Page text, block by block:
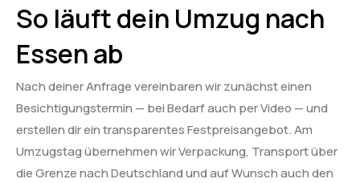
So läuft dein Umzug nach
Essen ab
Nach deiner Anfrage vereinbaren wir zunächst einen
Besichtigungstermin — bei Bedarf auch per Video — und
erstellen dir ein transparentes Festpreisangebot. Am
Umzugstag übernehmen wir Verpackung, Transport über
die Grenze nach Deutschland und auf Wunsch auch den